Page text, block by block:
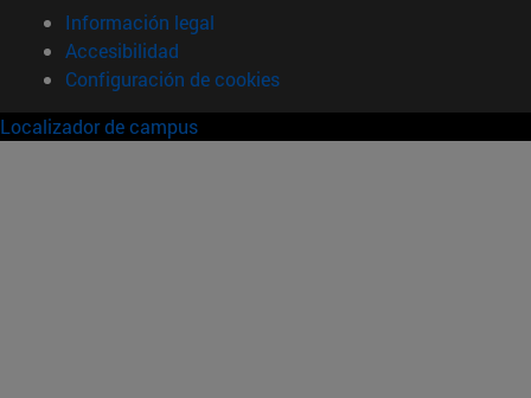
Información legal
Accesibilidad
Configuración de cookies
Localizador de campus